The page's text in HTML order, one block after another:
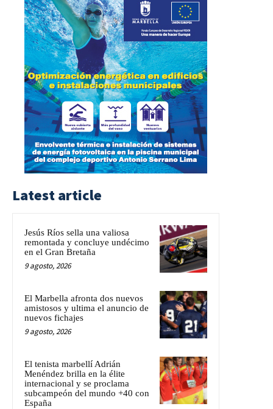
Latest article
Jesús Ríos sella una valiosa
remontada y concluye undécimo
en el Gran Bretaña
9 agosto, 2026
El Marbella afronta dos nuevos
amistosos y ultima el anuncio de
nuevos fichajes
9 agosto, 2026
El tenista marbellí Adrián
Menéndez brilla en la élite
internacional y se proclama
subcampeón del mundo +40 con
España